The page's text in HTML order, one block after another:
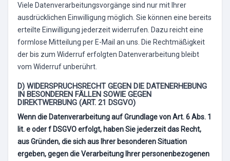
Viele Datenverarbeitungsvorgänge sind nur mit Ihrer
ausdrücklichen Einwilligung möglich. Sie können eine bereits
erteilte Einwilligung jederzeit widerrufen. Dazu reicht eine
formlose Mitteilung per E-Mail an uns. Die Rechtmäßigkeit
der bis zum Widerruf erfolgten Datenverarbeitung bleibt
vom Widerruf unberührt.
D) WIDERSPRUCHSRECHT GEGEN DIE DATENERHEBUNG
IN BESONDEREN FÄLLEN SOWIE GEGEN
DIREKTWERBUNG (ART. 21 DSGVO)
Wenn die Datenverarbeitung auf Grundlage von Art. 6 Abs. 1
lit. e oder f DSGVO erfolgt, haben Sie jederzeit das Recht,
aus Gründen, die sich aus Ihrer besonderen Situation
ergeben, gegen die Verarbeitung Ihrer personenbezogenen